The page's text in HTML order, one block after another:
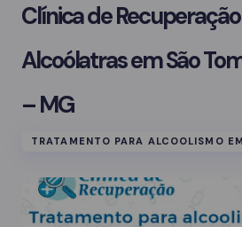
Clínica de
Alcoólatras em São
– MG
TRATAMENTO PARA ALCOOLISMO